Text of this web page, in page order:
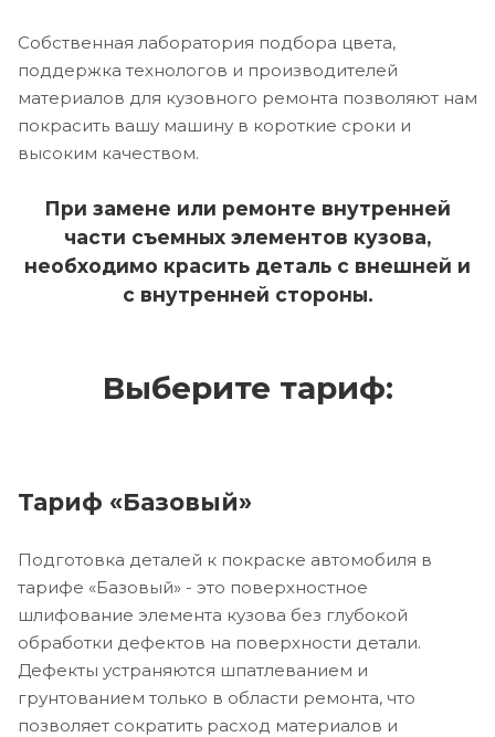
Собственная лаборатория подбора цвета,
поддержка технологов и производителей
материалов для кузовного ремонта позволяют нам
покрасить вашу машину в короткие сроки и
высоким качеством.
При замене или ремонте внутренней
части съемных элементов кузова,
необходимо красить деталь с внешней и
с внутренней стороны.
Выберите тариф:
Тариф «Базовый»
Подготовка деталей к покраске автомобиля в
тарифе «Базовый» - это поверхностное
шлифование элемента кузова без глубокой
обработки дефектов на поверхности детали.
Дефекты устраняются шпатлеванием и
грунтованием только в области ремонта, что
позволяет сократить расход материалов и